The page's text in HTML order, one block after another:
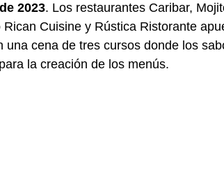
2023. Los restaurantes Caribar,
Rican Cuisine y Rústica Ristorante
una cena de tres cursos donde los
la creación de los menús.